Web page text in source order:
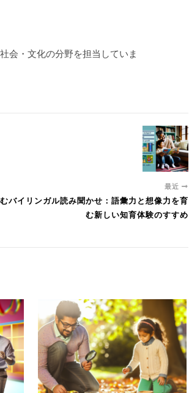
会・文化の分野を担当していま
最近
バイリンガル読み聞かせ：語彙力と想像力を育
む新しい知育体験のすすめ